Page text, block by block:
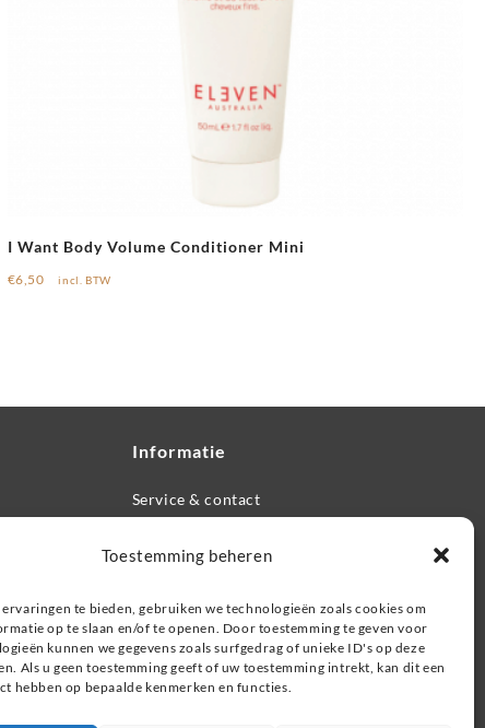
Toestemming beheren
ervaringen te bieden, gebruiken we technologieën zoals cookies om
op te slaan en/of te openen. Door toestemming te geven voor
kunnen we gegevens zoals surfgedrag of unieke ID's op deze
Als u geen toestemming geeft of uw toestemming intrekt, kan dit een
hebben op bepaalde kenmerken en functies.
I Want Body Volume Conditioner Mini
€6,50 incl. BTW
Informatie
Service & contact
Veel gestelde vragen
Zoeken